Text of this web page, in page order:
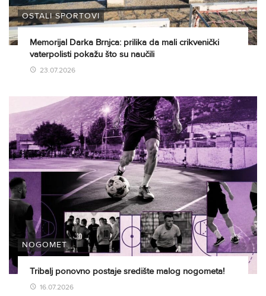
OSTALI SPORTOVI
Memorijal Darka Brnjca: prilika da mali crikvenički
vaterpolisti pokažu što su naučili
23.07.2026
NOGOMET
Tribalj ponovno postaje središte malog nogometa!
16.07.2026